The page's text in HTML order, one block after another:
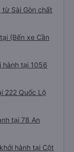
từ Sài Gòn chất
(Bến xe Cần
hành tại 1056
222 Quốc Lộ
tại 78 An
hành tại Cột